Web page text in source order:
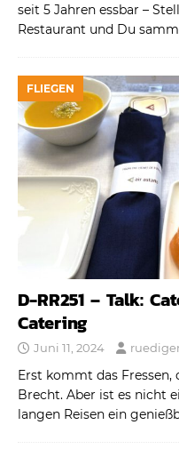
seit 5 Jahren essbar –
Restaurant und Du
FLIEGEN
D-RR251 – Talk:
Catering
Juni 11, 2024
Erst kommt das
Brecht. Aber ist es nicht
langen Reisen ein